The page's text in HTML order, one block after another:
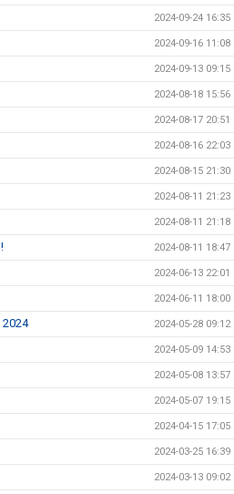
2024-09-24 16:35
2024-09-16 11:08
2024-09-13 09:15
2024-08-18 15:56
2024-08-17 20:51
2024-08-16 22:03
2024-08-15 21:30
2024-08-11 21:23
2024-08-11 21:18
2024-08-11 18:47
2024-06-13 22:01
2024-06-11 18:00
2024 2024-05-28 09:12
2024-05-09 14:53
2024-05-08 13:57
2024-05-07 19:15
2024-04-15 17:05
2024-03-25 16:39
2024-03-13 09:02